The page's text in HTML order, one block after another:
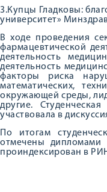
3.Купцы Гладковы:
университет»
В ходе проведения
фармацевтической
деятельность
деятельность
факторы риска
математических,
окружающей среды,
другие.
участвовала в
По итогам
отмечены дипломами
проиндексирован в